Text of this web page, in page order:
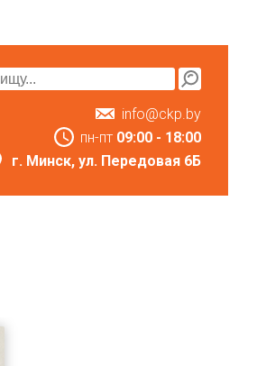
info@ckp.by
пн-пт 09:00 - 18:00
г. Минск, ул. Передовая 6Б